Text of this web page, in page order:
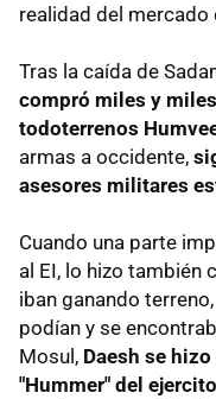
realidad del mercado
Tras la caída de
compró miles y
todoterrenos
armas a occidente,
asesores militares
Cuando una parte
al EI, lo hizo también
iban ganando
podían y se
Mosul, Daesh se
"Hummer" del